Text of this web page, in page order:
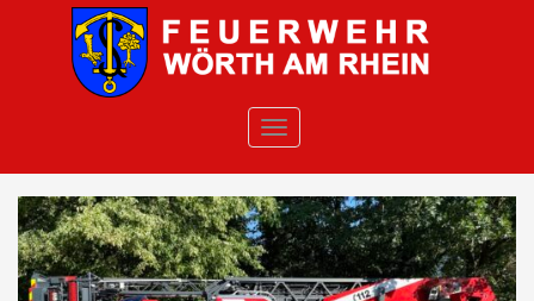
Skip to main content
TOGGLE NAVIGATION